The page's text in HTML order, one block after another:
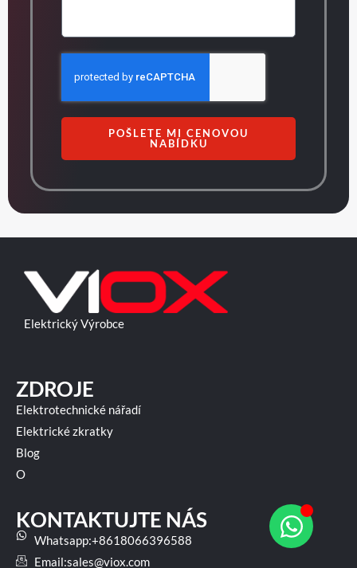
POŠLETE MI CENOVOU
NABÍDKU
Elektrický Výrobce
ZDROJE
Elektrotechnické nářadí
Elektrické zkratky
Blog
O
KONTAKTUJTE NÁS
Whatsapp:+8618066396588
Email:sales@viox.com